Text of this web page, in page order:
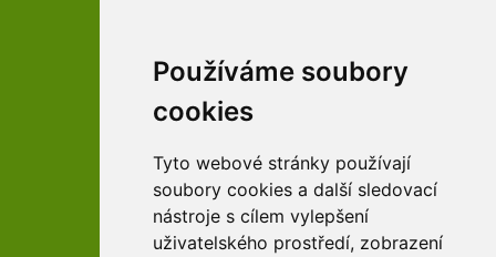
Používáme soubory
cookies
Tyto webové stránky používají
soubory cookies a další sledovací
nástroje s cílem vylepšení
uživatelského prostředí, zobrazení
facebookové profily domova a arboreta
Youtube profily domova a arboreta